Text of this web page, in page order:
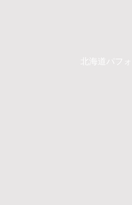
北海道パフ